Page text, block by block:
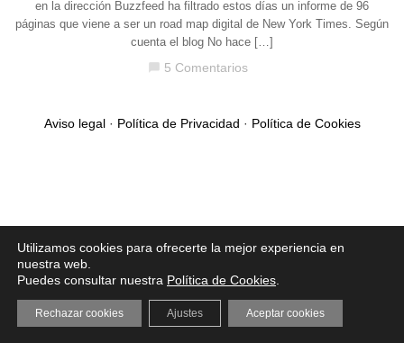
en la dirección Buzzfeed ha filtrado estos días un informe de 96
páginas que viene a ser un road map digital de New York Times. Según
cuenta el blog No hace […]
5 Comentarios
Aviso legal· Política de Privacidad · Política de Cookies
Utilizamos cookies para ofrecerte la mejor experiencia en
nuestra web.
Puedes consultar nuestra Política de Cookies
Aceptar cookies
Rechazar cookies Ajustes